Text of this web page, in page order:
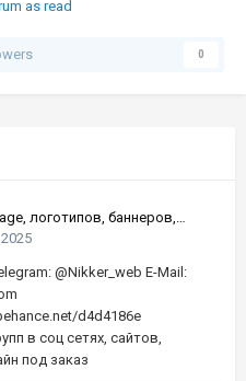
as read
0
логотипов, баннеров,
по хорошей цене
@Nikker_web E-Mail:
d4d4186e
в соц сетях, сайтов,
под заказ